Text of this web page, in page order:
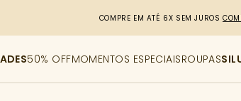
R$50,00 DE DESCONTO CUPOM:
50% OFFMOMENTOS ESPECIAISROUPAS